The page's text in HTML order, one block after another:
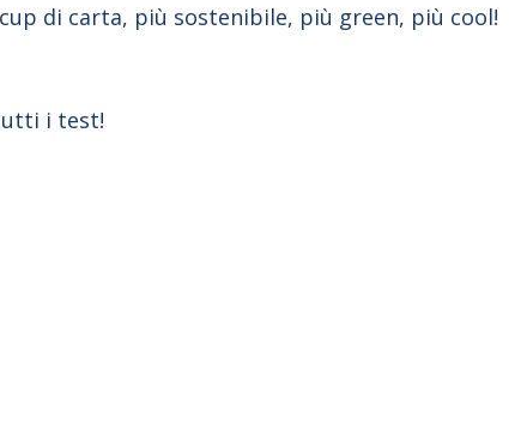
di carta, più sostenibile, più green, più cool!
i test!